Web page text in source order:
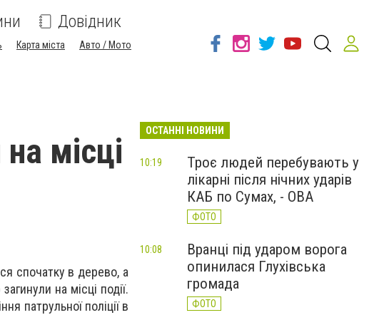
Довідник
Карта міста
Авто / Мото
місці
спочатку в дерево, а
на місці події.
патрульної поліції в
ОСТАННІ НОВИНИ
Троє людей перебувають у
лікарні після нічних ударів
КАБ по Сумах, - ОВА
ФОТО
10:19
Вранці під ударом ворога
опинилася Глухівська
громада
ФОТО
10:08